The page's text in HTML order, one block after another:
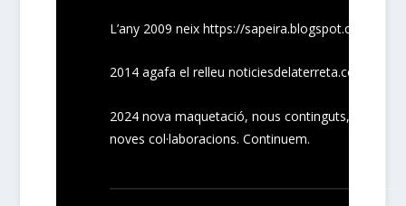
L’any 2009 neixhttps://sapeira.blogspot.com/
2014 agafa el relleu noticiesdelaterreta.com
2024nova maquetació, nouscontinguts,
novescol·laboracions. Continuem.